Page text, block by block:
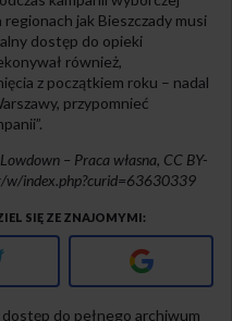
jak Bieszczady musi
dostęp do opieki
również,
z początkiem roku – nadal
przypomnieć
– Praca własna, CC BY-
w/index.php?curid=63630339
SIĘ ZE ZNAJOMYMI
Twitter Google+
dostęp do pełnego archiwum